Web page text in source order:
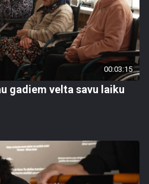
00:03:15
gadiem velta savu laiku